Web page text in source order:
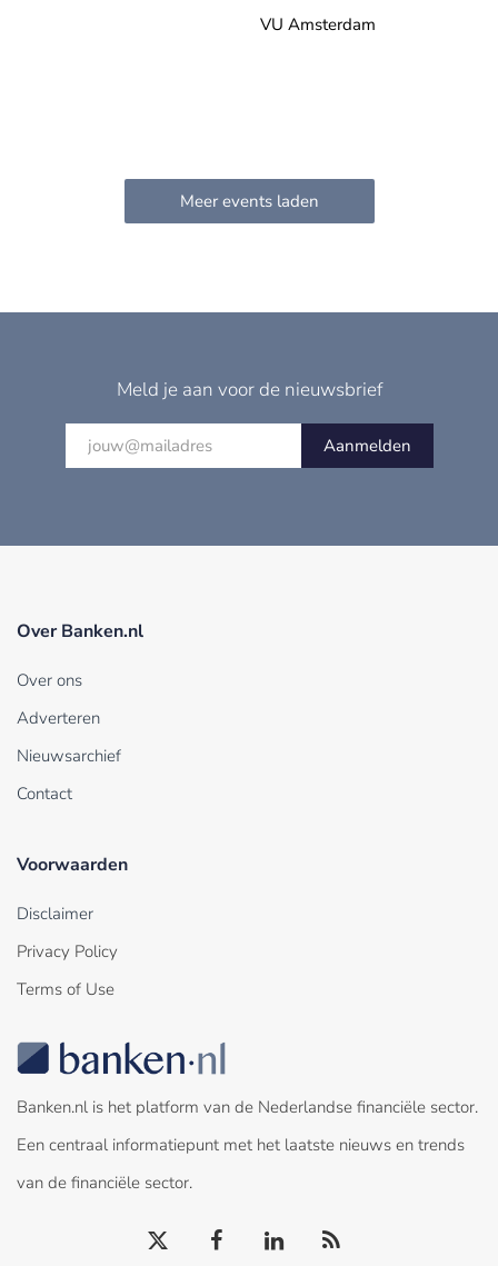
VU Amsterdam
Meld je aan voor de nieuwsbrief
Aanmelden
Over Banken.nl
Over ons
Adverteren
Nieuwsarchief
Contact
Voorwaarden
Disclaimer
Privacy Policy
Terms of Use
Banken.nl is het platform van de Nederlandse financiële sector.
Een centraal informatiepunt met het laatste nieuws en trends
van de financiële sector.